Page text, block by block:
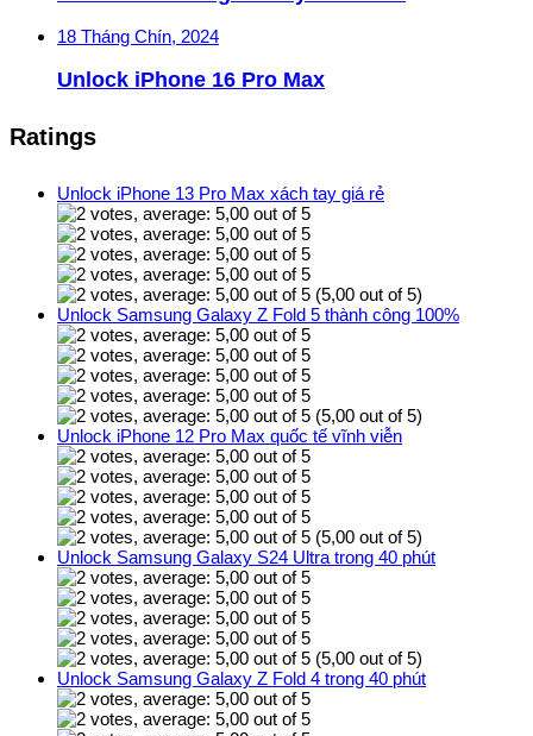
18 Tháng Chín, 2024
Unlock iPhone 16 Pro Max
Ratings
Unlock iPhone 13 Pro Max xách tay giá rẻ
(5,00 out of 5)
Unlock Samsung Galaxy Z Fold 5 thành công 100%
(5,00 out of 5)
Unlock iPhone 12 Pro Max quốc tế vĩnh viễn
(5,00 out of 5)
Unlock Samsung Galaxy S24 Ultra trong 40 phút
(5,00 out of 5)
Unlock Samsung Galaxy Z Fold 4 trong 40 phút